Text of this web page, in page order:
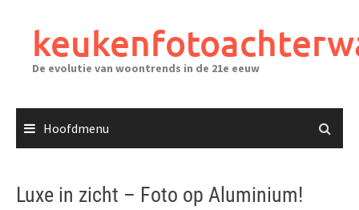
inhoudDe evolutie van woontrends in de 21e eeuw
Hoofdmenu
Luxe in zicht – Foto op Aluminium!